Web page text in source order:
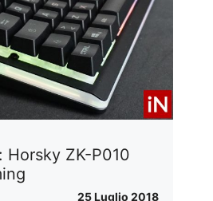
Horsky ZK-P010
25 Luglio 2018